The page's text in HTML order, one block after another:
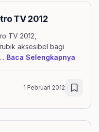
TV 2012
TV 2012,
aksesibel bagi
... Baca Selengkapnya
1 Februari 2012